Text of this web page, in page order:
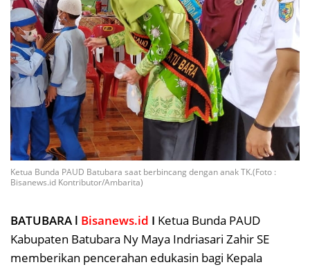
Ketua Bunda PAUD Batubara saat berbincang dengan anak TK.(Foto :
Bisanews.id Kontributor/Ambarita)
BATUBARA l Bisanews.id I Ketua Bunda PAUD
Kabupaten Batubara Ny Maya Indriasari Zahir SE
memberikan pencerahan edukasin bagi Kepala